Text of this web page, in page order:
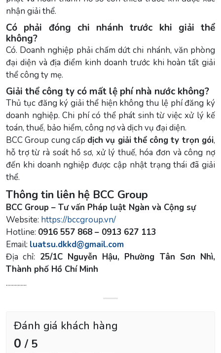
nhận giải thể.
Có phải đóng chi nhánh trước khi giải thể
không?
Có. Doanh nghiệp phải chấm dứt chi nhánh, văn phòng
đại diện và địa điểm kinh doanh trước khi hoàn tất giải
thể công ty mẹ.
Giải thể công ty có mất lệ phí nhà nước không?
Thủ tục đăng ký giải thể hiện không thu lệ phí đăng ký
doanh nghiệp. Chi phí có thể phát sinh từ việc xử lý kế
toán, thuế, bảo hiểm, công nợ và dịch vụ đại diện.
BCC Group cung cấp dịch vụ giải thể công ty trọn gói,
hỗ trợ từ rà soát hồ sơ, xử lý thuế, hóa đơn và công nợ
đến khi doanh nghiệp được cập nhật trạng thái đã giải
thể.
Thông tin liên hệ BCC Group
BCC Group – Tư vấn Pháp luật Ngàn và Cộng sự
Website: https://bccgroup.vn/
Hotline: 0916 557 868 – 0913 627 113
Email: luatsu.dkkd@gmail.com
Địa chỉ: 25/1C Nguyễn Hậu, Phường Tân Sơn Nhì,
Thành phố Hồ Chí Minh
..............
Đánh giá khách hàng
0 / 5